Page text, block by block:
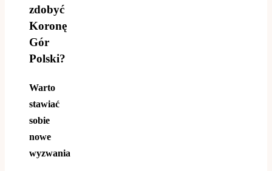
zdobyć
Koronę
Gór
Polski?
Warto
stawiać
sobie
nowe
wyzwania